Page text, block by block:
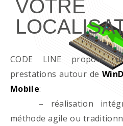
VOTRE
CODE LINE propose
prestations autour de
Mobile:
– réalisation
méthode agile ou